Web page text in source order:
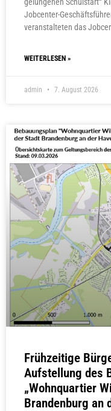
Jobcenter-
veranstalteten das
WEITERLESEN »
admin 7. August 2026
Frühzeitige
Aufstellung des
„Wohnquartier
Brandenburg an